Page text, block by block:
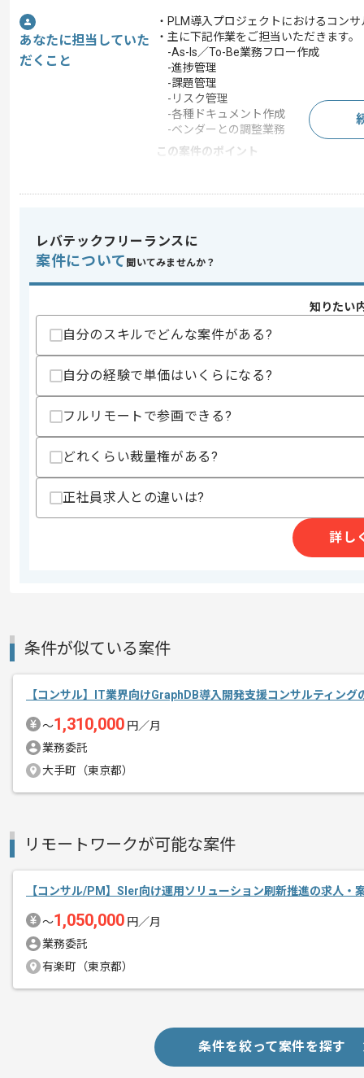
あなたに担当していた
だくこと
・PLM導入プロジェクトにおけるコン
・主に下記作業をご担当いただきます。
-As-Is／To-Be業務フロー作成
-進捗管理
-課題管理
-リスク管理
-各種ドキュメント作成
-ベンダーとの調整業務
この案件のポイント
スキル
求めるスキル
・コンサルティングファームでの実務経
・チェンジマネジメント実務経験
・下記いずれかの実務経験
-製造業関連プロジェクト経験
スキルに不安がある方へ
その他募集要項
商談回数
募集人数
1人
2025/08/01
メント
PLM導入やコンサルタントの経験を活
新しいアイディアや技術を積極的に導入
経験豊富なメンバーと成長が出来る環境
中長期的に腰をすえての
レバテックフリーランスに
案件について 聞いてみませんか？
知りたい
自分のスキルでどんな案件がある?
自分の経験で単価はいくらになる?
フルリモートで参画できる?
どれくらい裁量権がある?
正社員求人との違いは?
詳し
条件が似ている案件
【コンサル】IT業界向けGraphDB導入開発支援コンサルティング
〜1,310,000 円／月
業務委託
大手町（東京都）
リモートワークが可能な案件
【コンサル/PM】SIer向け運用ソリューション刷新推進の求人・
〜1,050,000 円／月
業務委託
有楽町（東京都）
条件を絞って案件を探す